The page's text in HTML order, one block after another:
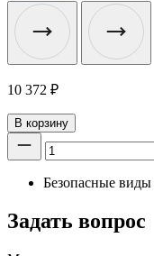
10 372 ₽
В корзину
Безопасные виды
Задать вопрос